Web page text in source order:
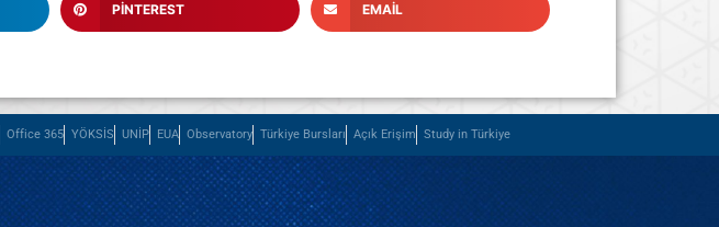
PINTEREST EMAIL
Office 365 YÖKSİS UNİP EUA Observatory Türkiye Bursları Açık Erişim Study in Türkiye